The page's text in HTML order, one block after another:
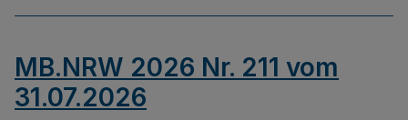
MB.NRW 2026 Nr. 211 vom
31.07.2026